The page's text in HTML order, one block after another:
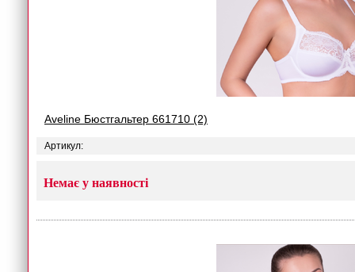
Aveline Бюстгальтер 661710 (2)
Артикул:
Немає у наявності